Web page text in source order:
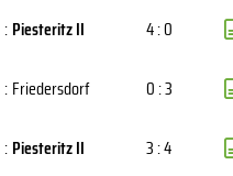
: Piesteritz II
4 : 0
: Friedersdorf
0 : 3
: Piesteritz II
3 : 4